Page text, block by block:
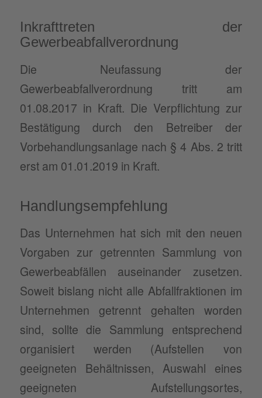
Inkrafttreten der
Gewerbeabfallverordnung
Die Neufassung der
Gewerbeabfallverordnung tritt am
01.08.2017 in Kraft. Die Verpflichtung zur
Bestätigung durch den Betreiber der
Vorbehandlungsanlage nach § 4 Abs. 2 tritt
erst am 01.01.2019 in Kraft.
Handlungsempfehlung
Das Unternehmen hat sich mit den neuen
Vorgaben zur getrennten Sammlung von
Gewerbeabfällen auseinander zusetzen.
Soweit bislang nicht alle Abfallfraktionen im
Unternehmen getrennt gehalten worden
sind, sollte die Sammlung entsprechend
organisiert werden (Aufstellen von
geeigneten Behältnissen, Auswahl eines
geeigneten Aufstellungsortes,